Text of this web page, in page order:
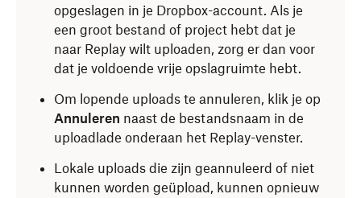
opgeslagen in je Dropbox-account. Als je
een groot bestand of project hebt dat je
naar Replay wilt uploaden, zorg er dan voor
dat je voldoende vrije opslagruimte hebt.
Om lopende uploads te annuleren, klik je op
Annuleren naast de bestandsnaam in de
uploadlade onderaan het Replay-venster.
Lokale uploads die zijn geannuleerd of niet
kunnen worden geüpload, kunnen opnieuw